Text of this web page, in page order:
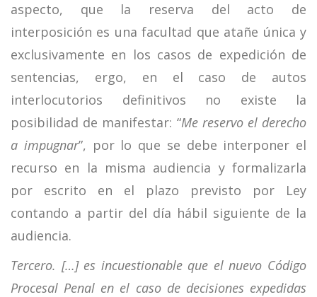
aspecto, que la reserva del acto de
interposición es una facultad que atañe única y
exclusivamente en los casos de expedición de
sentencias, ergo, en el caso de autos
interlocutorios definitivos no existe la
posibilidad de manifestar: “Me reservo el derecho
a impugnar”, por lo que se debe interponer el
recurso en la misma audiencia y formalizarla
por escrito en el plazo previsto por Ley
contando a partir del día hábil siguiente de la
audiencia.
Tercero. […] es incuestionable que el nuevo Código
Procesal Penal en el caso de decisiones expedidas